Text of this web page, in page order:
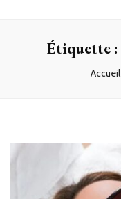
Étiquette :
Accueil